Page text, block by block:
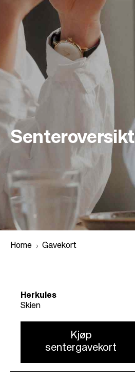
Senteroversikt
r
Home Gavekort
Herkules
Skien
Kjøp
sentergavekort